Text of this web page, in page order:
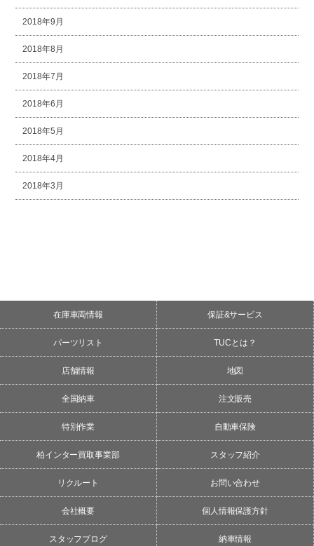
2018年9月
2018年8月
2018年7月
2018年6月
2018年5月
2018年4月
2018年3月
在庫車両情報 保証&サービス
パーツリスト TUCとは？
店舗情報 地図
全国納車 注文販売
特別作業 自動車保険
柏インター買取事業部 スタッフ紹介
リクルート お問い合わせ
会社概要 個人情報保護方針
スタッフブログ 納車情報